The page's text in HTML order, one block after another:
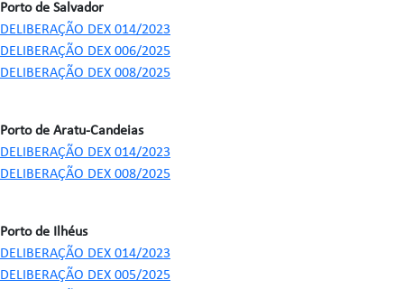
Porto de Salvador
DELIBERAÇÃO DEX 014/2023
DELIBERAÇÃO DEX 006/2025
DELIBERAÇÃO DEX 008/2025
Porto de Aratu-Candeias
DELIBERAÇÃO DEX 014/2023
DELIBERAÇÃO DEX 008/2025
Porto de Ilhéus
DELIBERAÇÃO DEX 014/2023
DELIBERAÇÃO DEX 005/2025